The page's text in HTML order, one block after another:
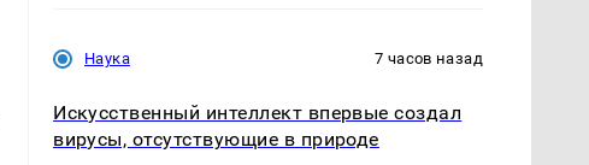
Наука 7 часов назад
Искусственный интеллект впервые создал
вирусы, отсутствующие в природе